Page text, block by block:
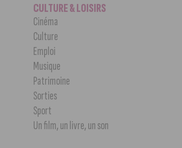
CULTURE & LOISIRS
Cinéma
Culture
Emploi
Musique
Patrimoine
Sorties
Sport
Un film, un livre, un son